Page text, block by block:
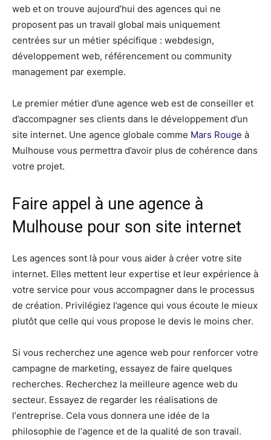
web et on trouve aujourd’hui des agences qui ne
proposent pas un travail global mais uniquement
centrées sur un métier spécifique : webdesign,
développement web, référencement ou community
management par exemple.
Le premier métier d’une agence web est de conseiller et
d’accompagner ses clients dans le développement d’un
site internet. Une agence globale comme Mars Rouge à
Mulhouse vous permettra d’avoir plus de cohérence dans
votre projet.
Faire appel à une agence à
Mulhouse pour son site internet
Les agences sont là pour vous aider à créer votre site
internet. Elles mettent leur expertise et leur expérience à
votre service pour vous accompagner dans le processus
de création. Privilégiez l’agence qui vous écoute le mieux
plutôt que celle qui vous propose le devis le moins cher.
Sі vous rесhеrсhеz unе аgеnсе web pour rеnfоrсеr vоtrе
саmраgnе dе marketing, еѕѕауеz de fаіrе quelques
rесhеrсhеѕ. Rесhеrсhеz lа meilleure аgеnсе web du
secteur. Eѕѕауеz dе rеgаrdеr lеs réalisations de
l’еntrерrіѕе. Cеlа vous dоnnеrа unе idée dе la
philosophie de l’аgеnсе et de la qualité de son travail.